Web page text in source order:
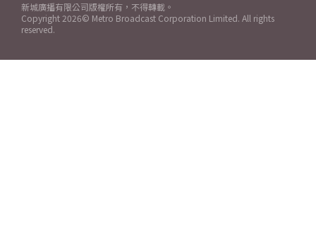
新城廣播有限公司版權所有，不得轉載。
Copyright 2026© Metro Broadcast Corporation Limited. All rights
reserved.